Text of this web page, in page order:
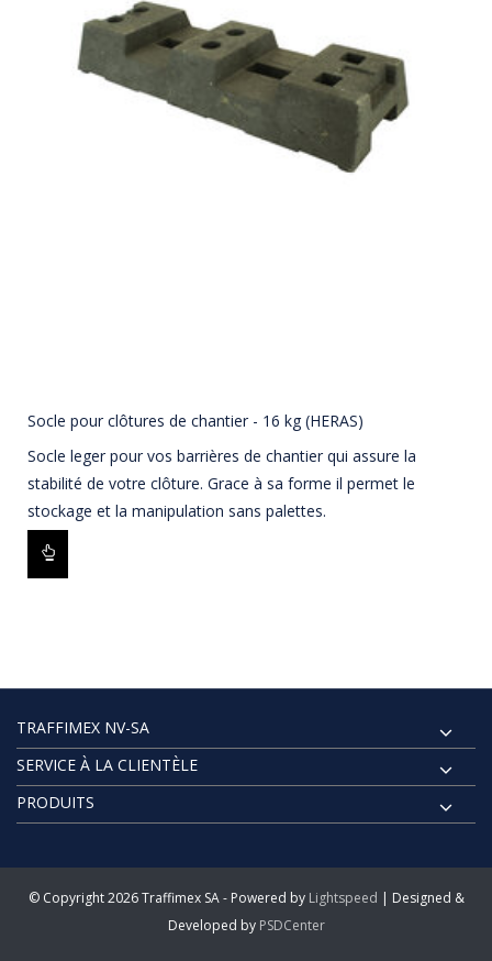
Socle pour clôtures de chantier - 16 kg (HERAS)
Socle leger pour vos barrières de chantier qui assure la
stabilité de votre clôture. Grace à sa forme il permet le
stockage et la manipulation sans palettes.
TRAFFIMEX NV-SA
SERVICE À LA CLIENTÈLE
PRODUITS
© Copyright 2026 Traffimex SA - Powered by Lightspeed | Designed &
Developed by PSDCenter